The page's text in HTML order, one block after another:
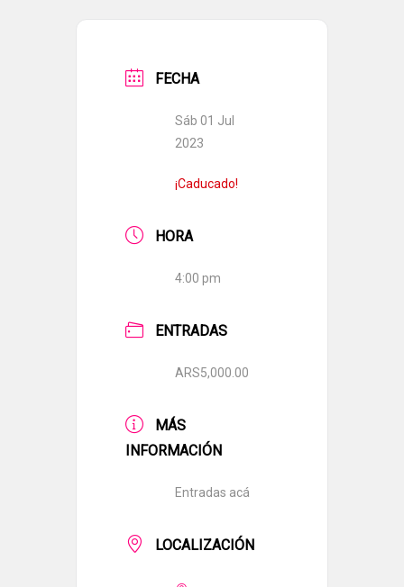
FECHA
Sáb 01 Jul
2023
¡Caducado!
HORA
4:00 pm
ENTRADAS
ARS5,000.00
MÁS
INFORMACIÓN
Entradas acá
LOCALIZACIÓN